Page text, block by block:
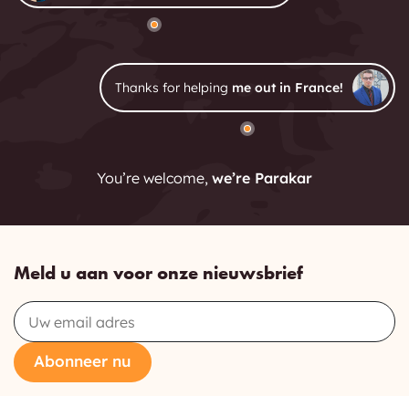
Thanks for helping me out in France!
You’re welcome, we’re Parakar
Meld u aan voor onze nieuwsbrief
Email
Abonneer nu